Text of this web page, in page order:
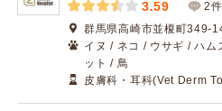
3.59
2件
群馬県高崎市並榎町349-
イヌ / ネコ / ウサギ / ハム
ット / 鳥
皮膚科・耳科(Vet Derm